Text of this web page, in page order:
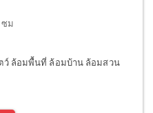
ซม
ว์ ล้อมพื้นที่ ล้อมบ้าน ล้อมสวน